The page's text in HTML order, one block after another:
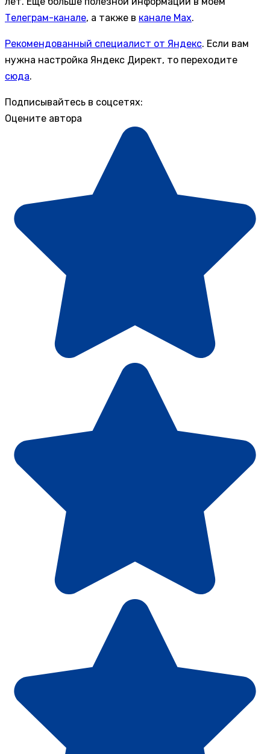
Телеграм-канале, а также в канале Max.
Рекомендованный специалист от Яндекс. Если вам
нужна настройка Яндекс Директ, то переходите
сюда.
Подписывайтесь в соцсетях:
Оцените автора